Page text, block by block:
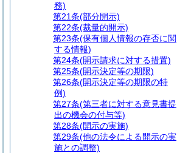
務)
第21条(部分開示)
第22条(裁量的開示)
第23条(保有個人情報の存否に関
する情報)
第24条(開示請求に対する措置)
第25条(開示決定等の期限)
第26条(開示決定等の期限の特
例)
第27条(第三者に対する意見書提
出の機会の付与等)
第28条(開示の実施)
第29条(他の法令による開示の実
施との調整)